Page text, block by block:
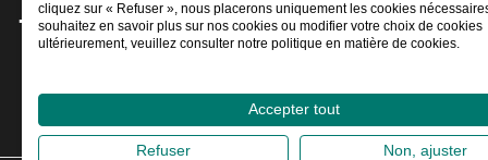
Facebook
X LinkedIn
Instagram
YouTube
cliquez sur « Refuser », nous placerons uniquement les cookies
souhaitez en savoir plus sur nos cookies ou modifier votre choix de cookies
ultérieurement, veuillez consulter notre politique en matière de cookies.
Accepter tout
Refuser Non, ajuster